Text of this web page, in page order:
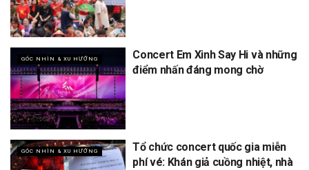
GÓC NHÌN & XU HƯỚNG
Concert Em Xinh Say Hi và những
điểm nhấn đáng mong chờ
GÓC NHÌN & XU HƯỚNG
Tổ chức concert quốc gia miễn
phí vé: Khán giả cuồng nhiệt, nhà